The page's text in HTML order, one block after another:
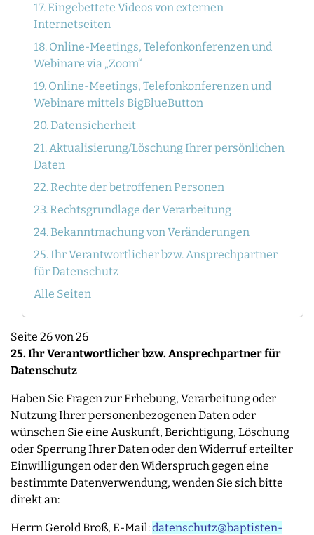
17. Eingebettete Videos von externen
Internetseiten
18. Online-Meetings, Telefonkonferenzen und
Webinare via „Zoom“
19. Online-Meetings, Telefonkonferenzen und
Webinare mittels BigBlueButton
20. Datensicherheit
21. Aktualisierung/Löschung Ihrer persönlichen
Daten
22. Rechte der betroffenen Personen
23. Rechtsgrundlage der Verarbeitung
24. Bekanntmachung von Veränderungen
25. Ihr Verantwortlicher bzw. Ansprechpartner
für Datenschutz
Alle Seiten
Seite 26 von 26
25. Ihr Verantwortlicher bzw. Ansprechpartner für
Datenschutz
Haben Sie Fragen zur Erhebung, Verarbeitung oder
Nutzung Ihrer personenbezogenen Daten oder
wünschen Sie eine Auskunft, Berichtigung, Löschung
oder Sperrung Ihrer Daten oder den Widerruf erteilter
Einwilligungen oder den Widerspruch gegen eine
bestimmte Datenverwendung, wenden Sie sich bitte
direkt an:
Herrn Gerold Broß, E-Mail:datenschutz@baptisten-